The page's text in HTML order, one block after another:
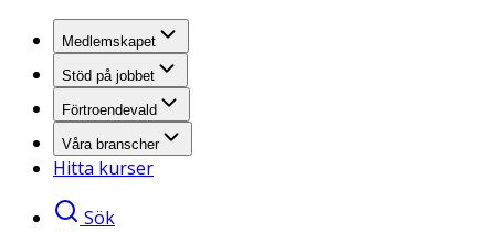
Medlemskapet
Stöd på jobbet
Förtroendevald
Våra branscher
Hitta kurser
Sök